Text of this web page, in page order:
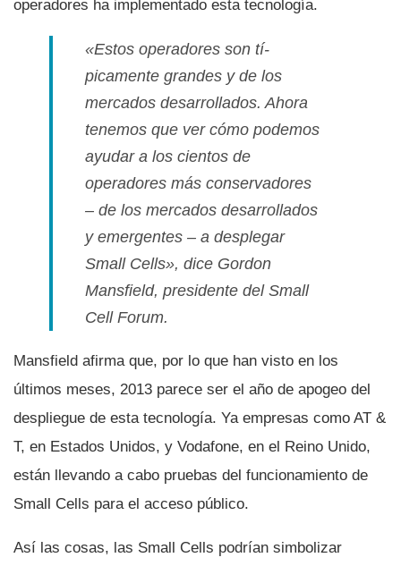
operadores ha implementado esta tecnologí­a.
«Estos operadores son tí­
picamente grandes y de los
mercados desarrollados. Ahora
tenemos que ver cómo podemos
ayudar a los cientos de
operadores más conservadores
– de los mercados desarrollados
y emergentes – a desplegar
Small Cells», dice Gordon
Mansfield, presidente del Small
Cell Forum.
Mansfield afirma que, por lo que han visto en los
últimos meses, 2013 parece ser el año de apogeo del
despliegue de esta tecnologí­a. Ya empresas como AT &
T, en Estados Unidos, y Vodafone, en el Reino Unido,
están llevando a cabo pruebas del funcionamiento de
Small Cells para el acceso público.
Así­ las cosas, las Small Cells podrí­an simbolizar